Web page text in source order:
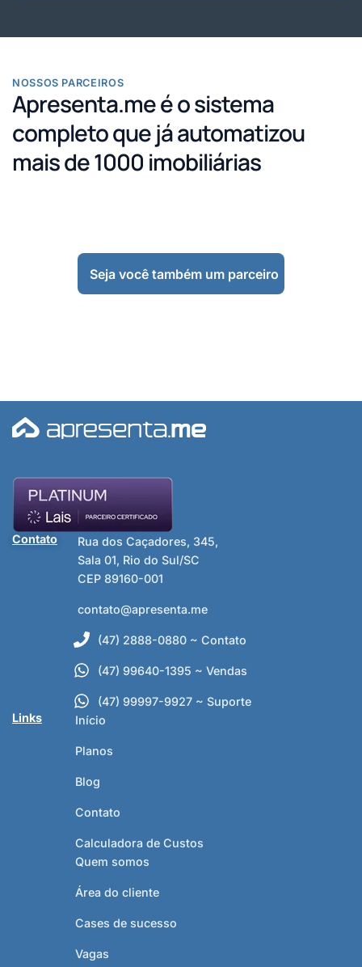
NOSSOS PARCEIROS
Apresenta.me é o sistema
completo que já automatizou
mais de 1000 imobiliárias
Seja você também um parceiro
Contato
Rua dos Caçadores, 345,
Sala 01, Rio do Sul/SC
CEP 89160-001
contato@apresenta.me
(47) 2888-0880 ~ Contato
(47) 99640-1395 ~ Vendas
(47) 99997-9927 ~ Suporte
Links
Início
Planos
Blog
Contato
Calculadora de Custos
Quem somos
Área do cliente
Cases de sucesso
Vagas